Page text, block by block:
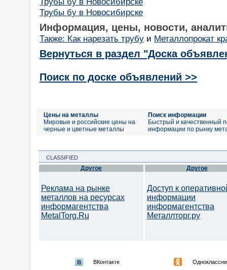
Трубы бу в Новосибирске
Информация, цены, новости,
Также: Как нарезать трубу и Металлопрокат
Вернуться в раздел "Доска
Поиск по доске объявлений >>
Цены на металлы
Мировые и российские цены на
черные и цветные металлы
Поиск информации
Быстрый и качественный
информации по рынку
CLASSIFIED
Другое
Реклама на рынке
металлов на ресурсах
информагентства
MetalTorg.Ru
Другое
Доступ к
информации
информагентства
Металлторг.ру
ВКонтакте